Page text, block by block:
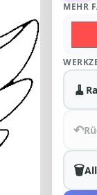
MEHR
🧹
↶
🗑️